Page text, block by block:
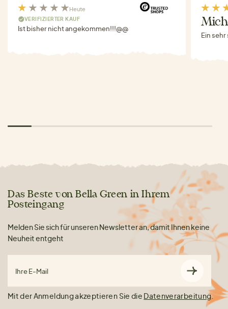
Heute
VERIFIZIERTER KAUF
Ist bisher nicht angekommen!!!@@
Ein
Das Beste von Bella Green in Ihrem
Posteingang
Melden Sie sich für unseren Newsletter an, damit Ihnen keine
Neuheit entgeht
Ihre E-Mail
Mit der Anmeldung akzeptieren Sie die Datenverarbeitung.